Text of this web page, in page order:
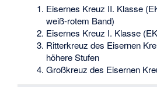
Eisernes Kreuz II. Klasse
weiß-rotem Band)
Eisernes Kreuz I. Klasse
Ritterkreuz des Eisernen
höhere Stufen
Großkreuz des Eisernen